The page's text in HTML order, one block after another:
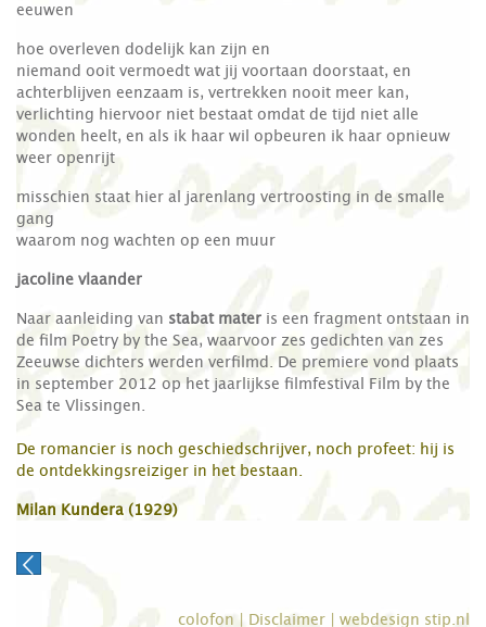
eeuwen
hoe overleven dodelijk kan zijn en
niemand ooit vermoedt wat jij voortaan doorstaat, en
achterblijven eenzaam is, vertrekken nooit meer kan,
verlichting hiervoor niet bestaat omdat de tijd niet alle
wonden heelt, en als ik haar wil opbeuren ik haar opnieuw
weer openrijt
misschien staat hier al jarenlang vertroosting in de smalle
gang
waarom nog wachten op een muur
jacoline vlaander
Naar aanleiding van stabat mater is een fragment ontstaan in
de film Poetry by the Sea, waarvoor zes gedichten van zes
Zeeuwse dichters werden verfilmd. De premiere vond plaats
in september 2012 op het jaarlijkse filmfestival Film by the
Sea te Vlissingen.
De romancier is noch geschiedschrijver, noch profeet: hij is
de ontdekkingsreiziger in het bestaan.
Milan Kundera (1929)
colofon Disclaimer webdesign stip.nl